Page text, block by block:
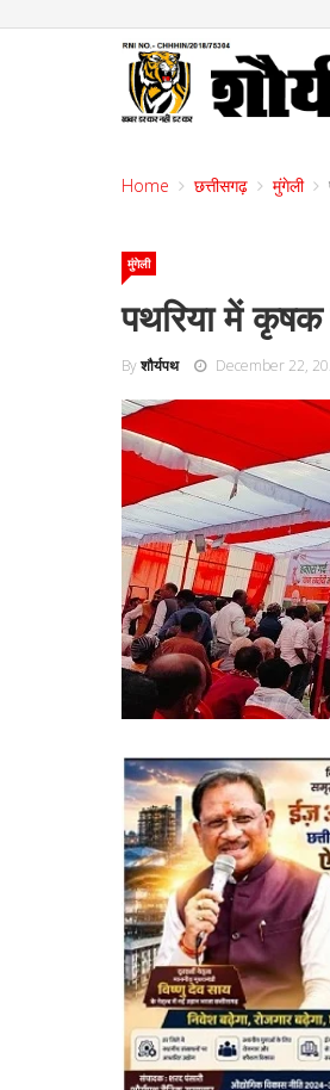
Home छत्तीसगढ़ मुंगेली
मुंगेली
पथरिया में
Byशौर्यपथ December 22,